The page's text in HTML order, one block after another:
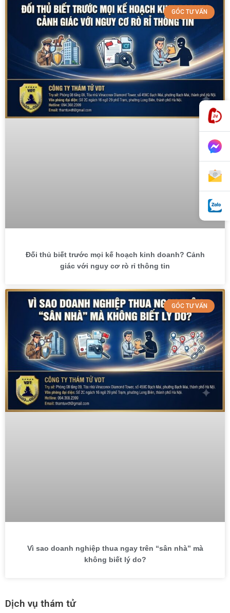
GÓC TƯ VẤN
Đối thủ biết trước mọi kế hoạch kinh doanh? Cảnh
giác với nguy cơ rò rỉ thông tin
GÓC TƯ VẤN
Vì sao doanh nghiệp thua ngay trên “sân nhà” mà
không biết lý do?
Dịch vụ thám tử